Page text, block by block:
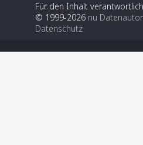
Für den Inhalt
© 1999-2026 nu
Datenschutz